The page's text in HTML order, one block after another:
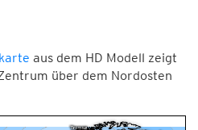
aus dem HD Modell zeigt
über dem Nordosten